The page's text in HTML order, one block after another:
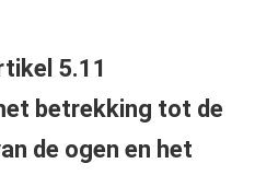
5.11
betrekking tot de
de ogen en het